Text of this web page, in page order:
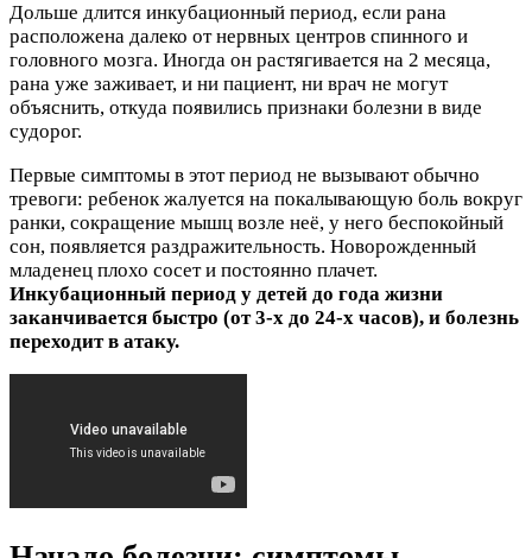
Дольше длится инкубационный период, если рана
расположена далеко от нервных центров спинного и
головного мозга. Иногда он растягивается на 2 месяца,
рана уже заживает, и ни пациент, ни врач не могут
объяснить, откуда появились признаки болезни в виде
судорог.
Первые симптомы в этот период не вызывают обычно
тревоги: ребенок жалуется на покалывающую боль вокруг
ранки, сокращение мышц возле неё, у него беспокойный
сон, появляется раздражительность. Новорожденный
младенец плохо сосет и постоянно плачет.
Инкубационный период у детей до года жизни
заканчивается быстро (от 3-х до 24-х часов), и болезнь
переходит в атаку.